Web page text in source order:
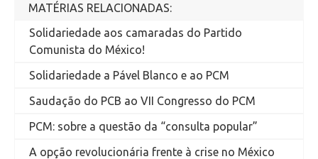
MATÉRIAS RELACIONADAS:
Solidariedade aos camaradas do Partido
Comunista do México!
Solidariedade a Pável Blanco e ao PCM
Saudação do PCB ao VII Congresso do PCM
PCM: sobre a questão da “consulta popular”
A opção revolucionária frente à crise no México